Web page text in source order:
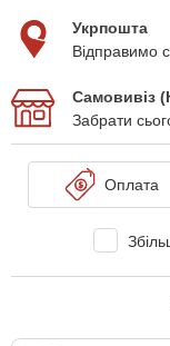
Укрпошта
Відправимо
Самовивіз
Забрати
Оплата